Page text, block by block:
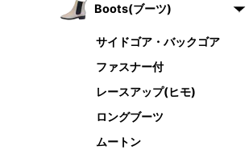
Boots(ブーツ)
サイドゴア・バックゴア
ファスナー付
レースアップ(ヒモ)
ロングブーツ
ムートン